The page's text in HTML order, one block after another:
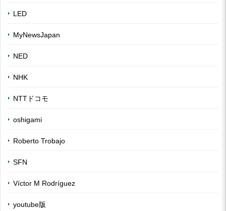
LED
MyNewsJapan
NED
NHK
NTTドコモ
oshigami
Roberto Trobajo
SFN
Víctor M Rodríguez
youtube版